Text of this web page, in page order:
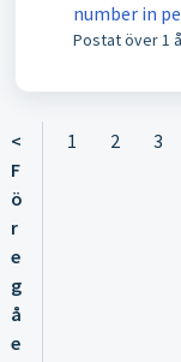
number in
Postatöver 1
<
F
ö
r
e
g
å
e
1 2 3